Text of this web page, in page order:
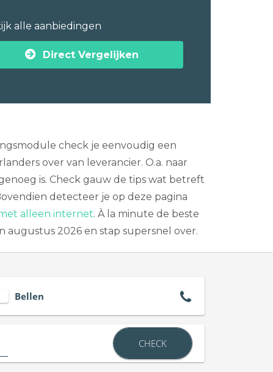
alle aanbiedingen
Direct Vergelijken
check je eenvoudig een
over van leverancier. O.a. naar
is. Check gauw de tips wat betreft
detecteer je op deze pagina
alleen internet. À la minute de beste
augustus 2026 en stap supersnel over.
Bellen
CHECK